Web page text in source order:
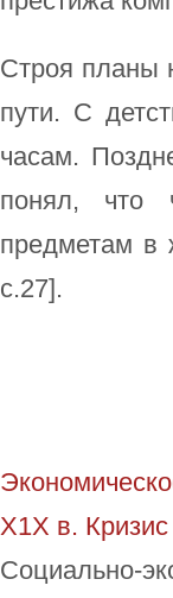
Строя планы
пути. С
часам.
понял, что
предметам в
c.27].
Х1Х в. Кризис
Социально-